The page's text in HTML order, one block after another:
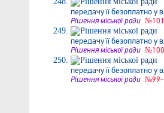
передачу її безоплатно у
Рішення міської ради
передачу її безоплатно
Рішення міської ради
передачу її безоплатно
Рішення міської ради №99-